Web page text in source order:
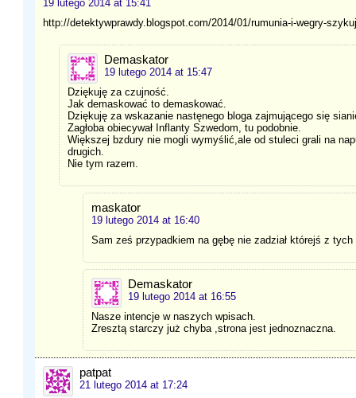
19 lutego 2014 at 15:41
http://detektywprawdy.blogspot.com/2014/01/rumunia-i-wegry-
Demaskator
19 lutego 2014 at 15:47
Dziękuję za czujność.
Jak demaskować to demaskować.
Dziękuję za wskazanie nastęnego bloga zajmującego się
Zagłoba obiecywał Inflanty Szwedom, tu podobnie.
Większej bzdury nie mogli wymyślić,ale od stuleci grali na
drugich.
Nie tym razem.
maskator
19 lutego 2014 at 16:40
Sam ześ przypadkiem na gębę nie zadział którejś z
Demaskator
19 lutego 2014 at 16:55
Nasze intencje w naszych wpisach.
Zresztą starczy już chyba ,strona jest jednoznaczna.
patpat
21 lutego 2014 at 17:24